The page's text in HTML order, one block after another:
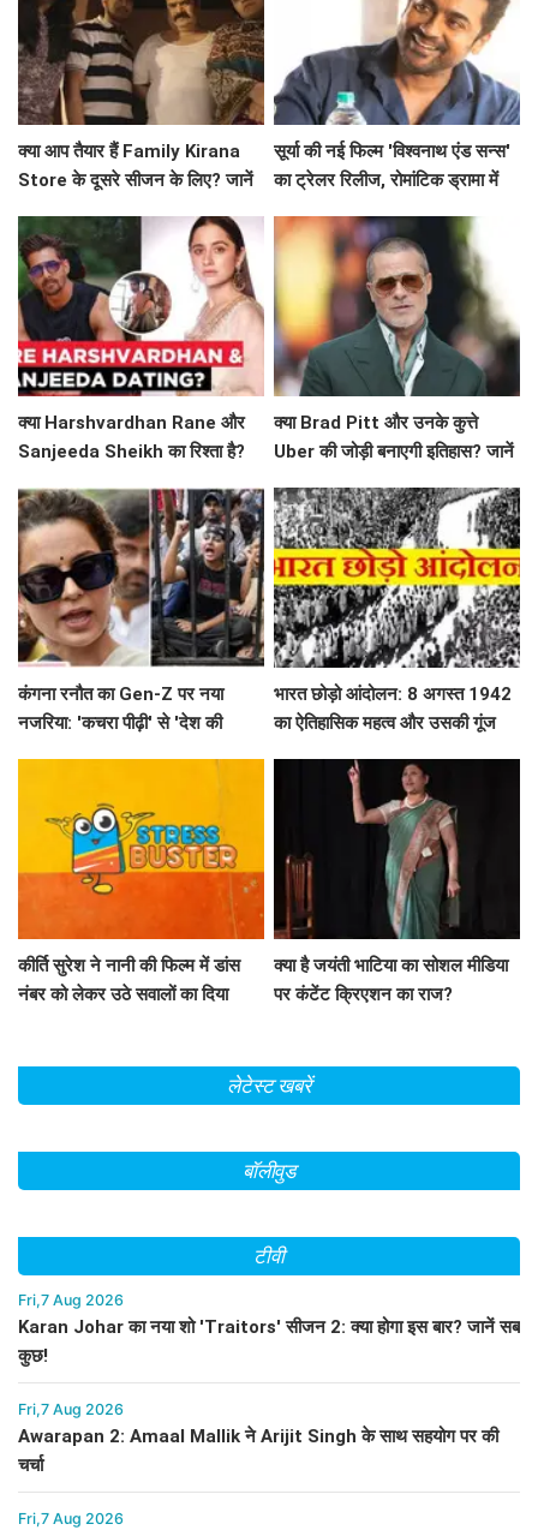
क्या आप तैयार हैं Family Kirana
Store के दूसरे सीजन के लिए? जानें
सूर्या की नई फिल्म 'विश्वनाथ एंड सन्स'
का ट्रेलर रिलीज, रोमांटिक ड्रामा में
क्या Harshvardhan Rane और
Sanjeeda Sheikh का रिश्ता है?
क्या Brad Pitt और उनके कुत्ते
Uber की जोड़ी बनाएगी इतिहास? जानें
कंगना रनौत का Gen-Z पर नया
नजरिया: 'कचरा पीढ़ी' से 'देश की
भारत छोड़ो आंदोलन: 8 अगस्त 1942
का ऐतिहासिक महत्व और उसकी गूंज
कीर्ति सुरेश ने नानी की फिल्म में डांस
नंबर को लेकर उठे सवालों का दिया
क्या है जयंती भाटिया का सोशल मीडिया
पर कंटेंट क्रिएशन का राज?
लेटेस्ट खबरें
बॉलीवुड
टीवी
Fri,7 Aug 2026
Karan Johar का नया शो 'Traitors' सीजन 2: क्या होगा इस बार? जानें सब
कुछ!
Fri,7 Aug 2026
Awarapan 2: Amaal Mallik ने Arijit Singh के साथ सहयोग पर की
चर्चा
Fri,7 Aug 2026